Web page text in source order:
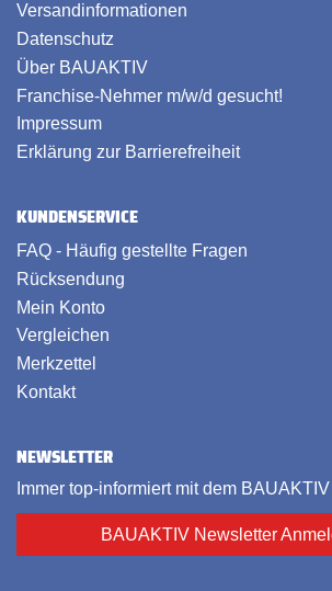
Versandinformationen
Datenschutz
Über BAUAKTIV
Franchise-Nehmer m/w/d gesucht!
Impressum
Erklärung zur Barrierefreiheit
KUNDENSERVICE
FAQ - Häufig gestellte Fragen
Rücksendung
Mein Konto
Vergleichen
Merkzettel
Kontakt
NEWSLETTER
Immer top-informiert mit dem
BAUAKTIV Newsletter